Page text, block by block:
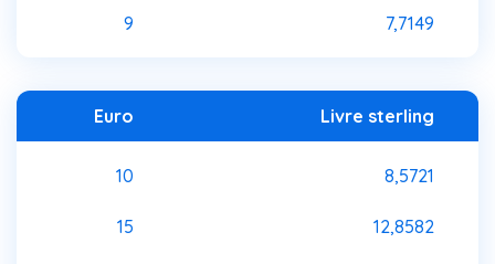
9 7,7149
Euro Livre sterling
10 8,5721
15 12,8582